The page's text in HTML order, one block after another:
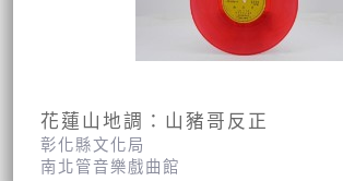
花蓮山地調：山豬哥反正
彰化縣文化局
南北管音樂戲曲館